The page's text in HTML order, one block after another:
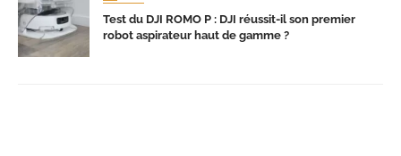
Test du DJI ROMO P : DJI réussit-il son premier
robot aspirateur haut de gamme ?